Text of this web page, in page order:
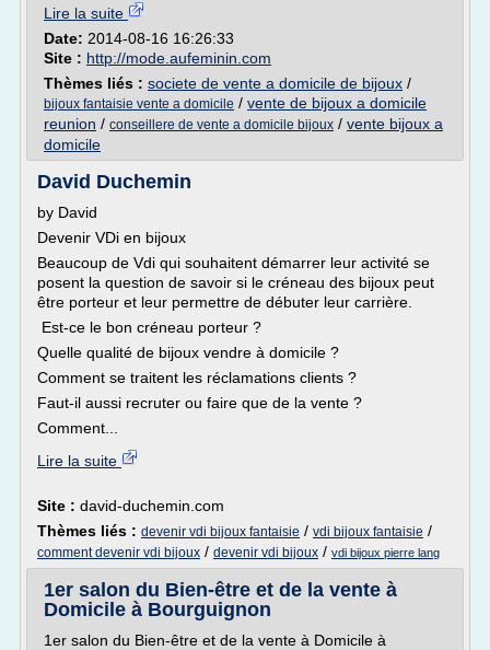
Lire la suite
Date: 2014-08-16 16:26:33
Site : http://mode.aufeminin.com
Thèmes liés : societe de vente a domicile de bijoux /
bijoux fantaisie vente a domicile / vente de bijoux a domicile
reunion / conseillere de vente a domicile bijoux / vente bijoux a
domicile
David Duchemin
by David
Devenir VDi en bijoux
Beaucoup de Vdi qui souhaitent démarrer leur activité se
posent la question de savoir si le créneau des bijoux peut
être porteur et leur permettre de débuter leur carrière.
Est-ce le bon créneau porteur ?
Quelle qualité de bijoux vendre à domicile ?
Comment se traitent les réclamations clients ?
Faut-il aussi recruter ou faire que de la vente ?
Comment...
Lire la suite
Site : david-duchemin.com
Thèmes liés : devenir vdi bijoux fantaisie / vdi bijoux fantaisie /
comment devenir vdi bijoux / devenir vdi bijoux / vdi bijoux pierre lang
1er salon du Bien-être et de la vente à
Domicile à Bourguignon
1er salon du Bien-être et de la vente à Domicile à